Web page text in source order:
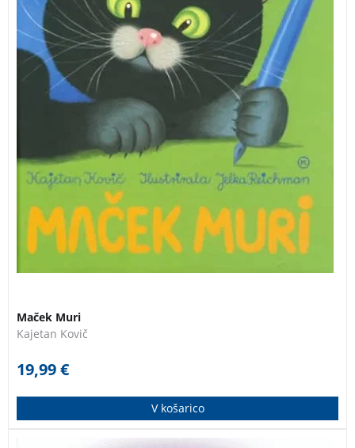
Maček Muri
Kajetan Kovič
19,99€
V košarico